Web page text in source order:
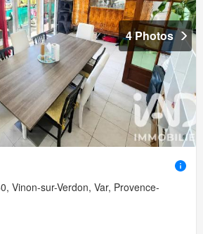
4 Photos
Vinon-sur-Verdon, Var, Provence-